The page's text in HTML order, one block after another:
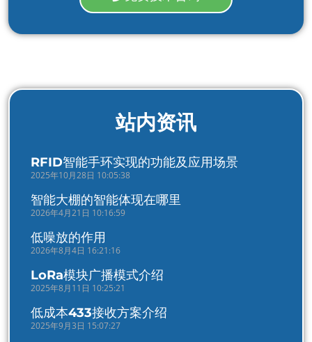
站内资讯
RFID智能手环实现的功能及应用场景
2025年10月28日 10:05:38
智能大棚的智能体现在哪里
2026年4月21日 10:16:59
低噪放的作用
2026年8月4日 16:21:16
LoRa模块广播模式介绍
2025年8月11日 10:25:21
低成本433接收方案介绍
2025年9月3日 15:07:27